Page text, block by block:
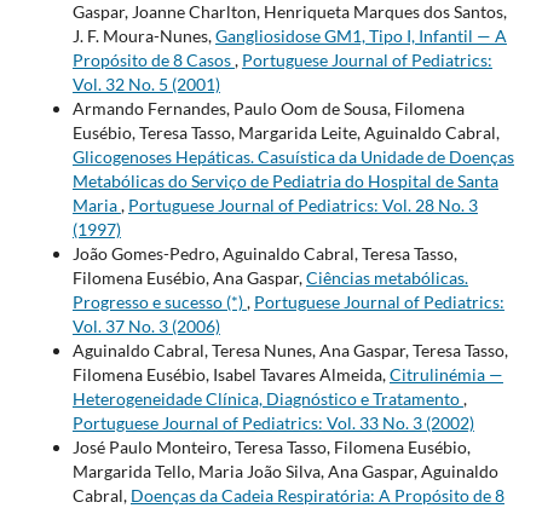
Gaspar, Joanne Charlton, Henriqueta Marques dos Santos,
J. F. Moura-Nunes,Gangliosidose GM1, Tipo I, Infantil — A
Propósito de 8 Casos, Portuguese Journal of Pediatrics:
Vol. 32 No. 5 (2001)
Armando Fernandes, Paulo Oom de Sousa, Filomena
Eusébio, Teresa Tasso, Margarida Leite, Aguinaldo Cabral,
Glicogenoses Hepáticas. Casuística da Unidade de Doenças
Metabólicas do Serviço de Pediatria do Hospital de Santa
Maria, Portuguese Journal of Pediatrics: Vol. 28 No. 3
(1997)
João Gomes-Pedro, Aguinaldo Cabral, Teresa Tasso,
Filomena Eusébio, Ana Gaspar,Ciências metabólicas.
Progresso e sucesso (*), Portuguese Journal of Pediatrics:
Vol. 37 No. 3 (2006)
Aguinaldo Cabral, Teresa Nunes, Ana Gaspar, Teresa Tasso,
Filomena Eusébio, Isabel Tavares Almeida,Citrulinémia —
Heterogeneidade Clínica, Diagnóstico e Tratamento,
Portuguese Journal of Pediatrics: Vol. 33 No. 3 (2002)
José Paulo Monteiro, Teresa Tasso, Filomena Eusébio,
Margarida Tello, Maria João Silva, Ana Gaspar, Aguinaldo
Cabral, Doenças da Cadeia Respiratória: A Propósito de 8